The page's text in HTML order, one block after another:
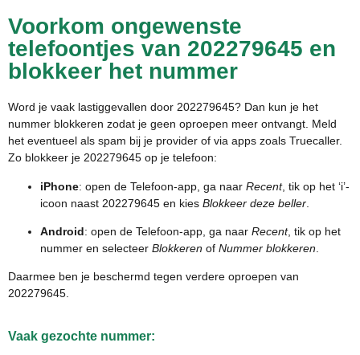
Voorkom ongewenste
telefoontjes van 202279645 en
blokkeer het nummer
Word je vaak lastiggevallen door 202279645? Dan kun je het
nummer blokkeren zodat je geen oproepen meer ontvangt. Meld
het eventueel als spam bij je provider of via apps zoals Truecaller.
Zo blokkeer je 202279645 op je telefoon:
iPhone: open de Telefoon-app, ga naar Recent, tik op het ‘i’-
icoon naast 202279645 en kies Blokkeer deze beller
Android: open de Telefoon-app, ga naar Recent, tik op het
nummer en selecteer Blokkeren of Nummer blokkeren
Daarmee ben je beschermd tegen verdere oproepen van
202279645.
Vaak gezochte nummer: